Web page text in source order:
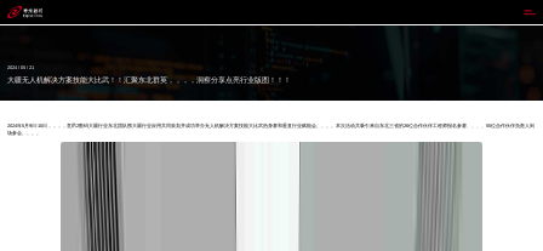
意昂2
2024 / 05 / 21
大疆无人机解决方案技能大比武！！汇聚东北群英，，，，洞察分享点亮行业版图！！！
2024年5月9日-10日，，，，意昂2数码大疆行业东北团队携大疆行业应用共同策划并成功举办无人机解决方案技能大比武热身赛和垂直行业赋能会。。。。本次活动共吸引来自东北三省的26位合作伙伴工程师报名参赛、、、、55位合作伙伴负责人到
场参会。。。。